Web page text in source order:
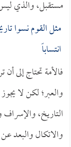
مستقبل، والذي
مثل القوم نسوا
انتساباً
فالأمة تحتاج إلى
والعبر؛ لكن لا
التاريخ،
والاتكال والبعد